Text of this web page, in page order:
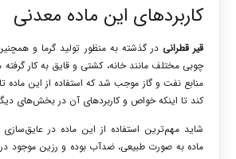
کاربردهای این ماده معدنی
قیر قطرانی در گذشته به منظور تولید گرما و
چوبی مختلف مانند خانه، کشتی و قایق به کار
منابع نفت و گاز موجب شد که استفاده از این ماده
کند تا اینکه خواص و کاربردهای آن در بخش‌های
شاید مهم‌ترین استفاده از این ماده در
ماده به صورت طبیعی، ضدآب بوده و رزین موجود در